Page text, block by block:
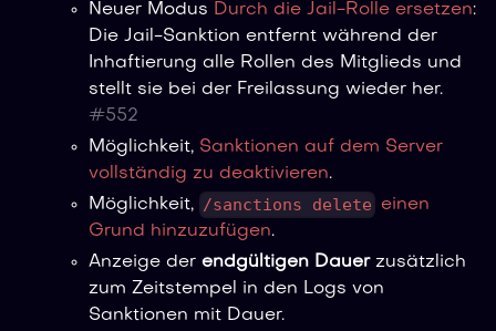
Neuer Modus Durch die Jail-Rolle ersetzen:
Die Jail-Sanktion entfernt während der
Inhaftierung alle Rollen des Mitglieds und
stellt sie bei der Freilassung wieder her.
#552
Möglichkeit, Sanktionen auf dem Server
vollständig zu deaktivieren.
Möglichkeit, /sanctions delete einen
Grund hinzuzufügen.
Anzeige der endgültigen Dauerzusätzlich
zum Zeitstempel in den Logs von
Sanktionen mit Dauer.